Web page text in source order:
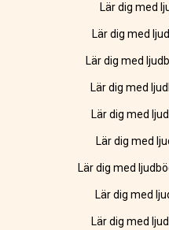
Lär dig med
Lär dig med
Lär dig med
Lär dig med
Lär dig med
Lär dig med
Lär dig med
Lär dig med
Lär dig med